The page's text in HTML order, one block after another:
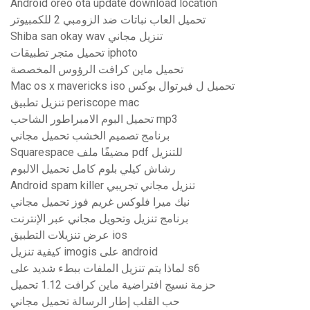
Android oreo ota update download location
تحميل العاب نباتات ضد الزومبي 2 للكمبيوتر
Shiba san okay wav تنزيل مجاني
تحميل متجر تطبيقات iphoto
تحميل ماين كرافت الرؤوس المخصصة
Mac os x mavericks iso تحميل ل فيرتوال بوكس
تنزيل تطبيق periscope mac
تحميل البوم الامبراطور الشاحب mp3
برنامج تصميم الخشب تحميل مجاني
Squarespace مضيفًا ملف pdf للتنزيل
رشاش كيلي بلوم كامل تحميل الالبوم
Android spam killer تنزيل مجاني تجريبي
نيك ميرا فلوكس غريم فوز تحميل مجاني
برنامج تنزيل وتحويل مجاني عبر الإنترنت
عرض تنزيلات التطبيق ios
كيفية تنزيل imogis على android
لماذا يتم تنزيل الملفات ببطء شديد على s6
حزمة نسيج افتراضية ماين كرافت 1.12 تحميل
حب القلب إطار الرسالة تحميل مجاني